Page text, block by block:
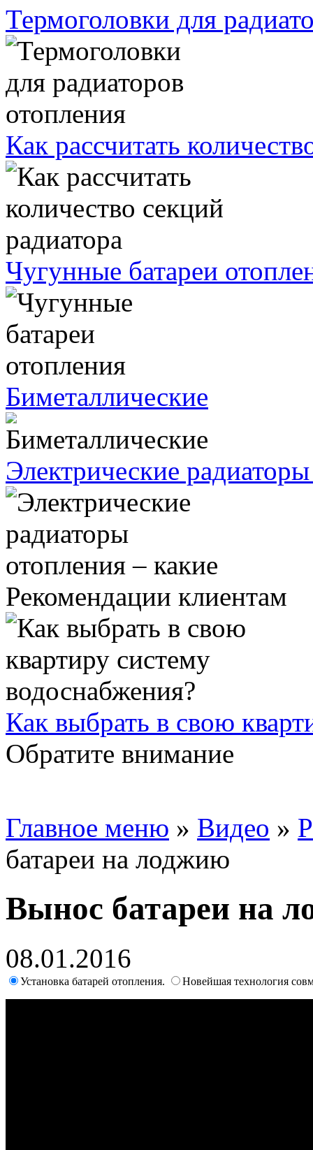
Термоголовки для
Как рассчитать
Чугунные батареи
Биметаллические
Электрические
Рекомендации клиентам
Как выбрать в свою
Обратите внимание
Главное меню » Видео »
батареи на лоджию
Вынос батареи на
08.01.2016
Установка батарей отопления. Новейшая технология